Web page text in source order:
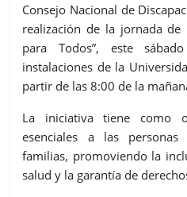
Consejo Nacional de
realización de la jornada de
para Todos”, este
instalaciones de la
partir de las 8:00 de la
La iniciativa tiene como
esenciales a las
familias, promoviendo la
salud y la garantía de